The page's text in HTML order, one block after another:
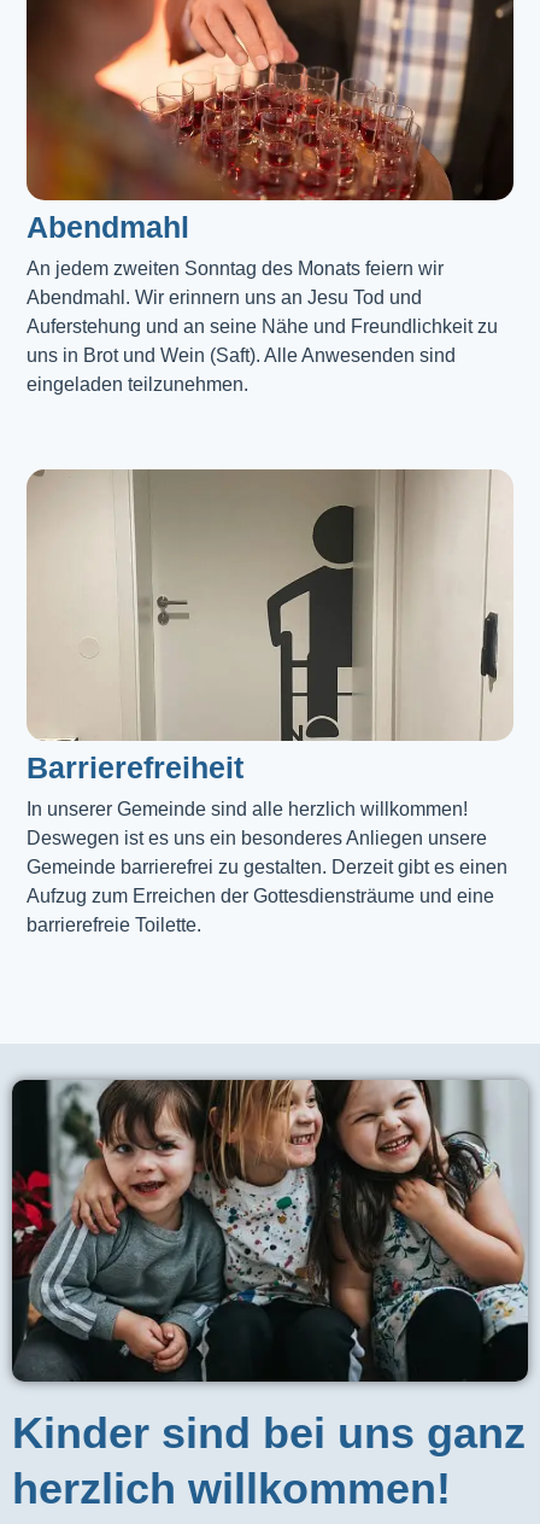
Abendmahl​
An jedem zweiten Sonntag des Monats feiern wir
Abendmahl. Wir erinnern uns an Jesu Tod und
Auferstehung und an seine Nähe und Freundlichkeit zu
uns in Brot und Wein (Saft). Alle Anwesenden sind
eingeladen teilzunehmen.
Barrierefreiheit
In unserer Gemeinde sind alle herzlich willkommen!
Deswegen ist es uns ein besonderes Anliegen unsere
Gemeinde barrierefrei zu gestalten. Derzeit gibt es einen
Aufzug zum Erreichen der Gottesdiensträume und eine
barrierefreie Toilette.
Kinder sind bei uns ganz
herzlich willkommen!